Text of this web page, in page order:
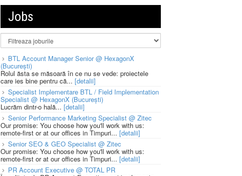
Jobs
BTL Account Manager Senior @ HexagonX
(București)
Rolul ăsta se măsoară în ce nu se vede: proiectele
care ies bine pentru că... [detalii]
Specialist Implementare BTL / Field Implementation
Specialist @ HexagonX (București)
Lucrăm dintr-o hală... [detalii]
Senior Performance Marketing Specialist @ Zitec
Our promise: You choose how you'll work with us:
remote-first or at our offices in Timpuri... [detalii]
Senior SEO & GEO Specialist @ Zitec
Our promise: You choose how you'll work with us:
remote-first or at our offices in Timpuri... [detalii]
PR Account Executive @ TOTAL PR